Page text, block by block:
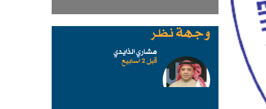
وجهة نظر
مشاري الذايدي
قبل 2 اسابیع